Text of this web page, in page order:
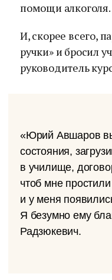
помощи алкоголя.
И, скорее всего,
ручки» и бросил
руководитель
«Юрий Авшаров
состояния,
в училище,
чтоб мне
и у меня
Я безумно ему
Радзюкевич.